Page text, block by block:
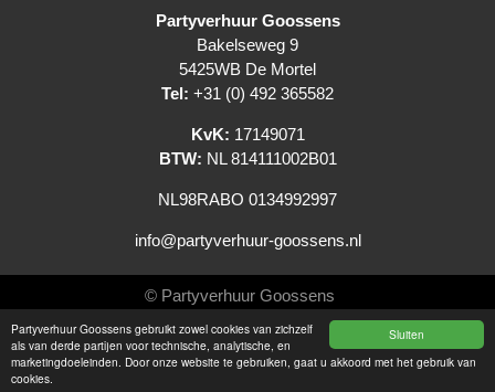
Sluiten
Partyverhuur Goossens gebruikt zowel cookies van zichzelf
als van derde partijen voor technische, analytische, en
marketingdoeleinden. Door onze website te gebruiken, gaat u akkoord met het gebruik van
cookies.
Partyverhuur Goossens
Bakelseweg 9
5425WB De Mortel
Tel: +31 (0) 492 365582
KvK: 17149071
BTW: NL 814111002B01
NL98RABO 0134992997
info@partyverhuur-goossens.nl
© Partyverhuur Goossens
Algemene voorwaarden